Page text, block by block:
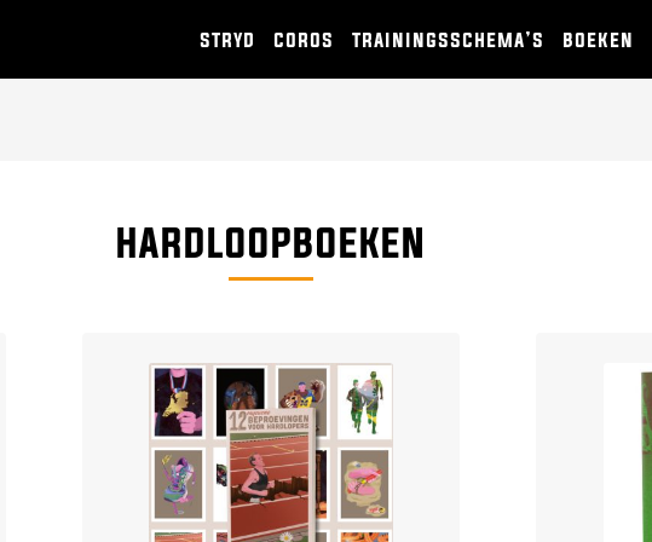
stryd coros trainingsschema’s boeken
HARDLOOPBOEKEN